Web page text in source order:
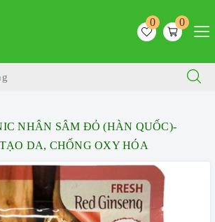
0
0
NHÂN SÂM ĐỎ (HÀN QUỐC)-
DA, CHỐNG OXY HÓA